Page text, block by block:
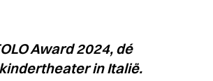
Award 2024, dé
in Italië.